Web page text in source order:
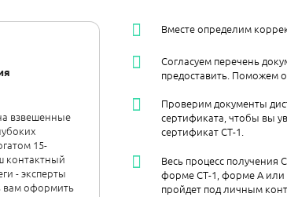
взвешенные
15-
контактный
- эксперты
вам оформить
Вместе определим
Согласуем перечень
предоставить. Поможем
Проверим документы
сертификата, чтобы вы
сертификат СТ-1.
Весь процесс получения
форме СТ-1, форме А
пройдет под личным